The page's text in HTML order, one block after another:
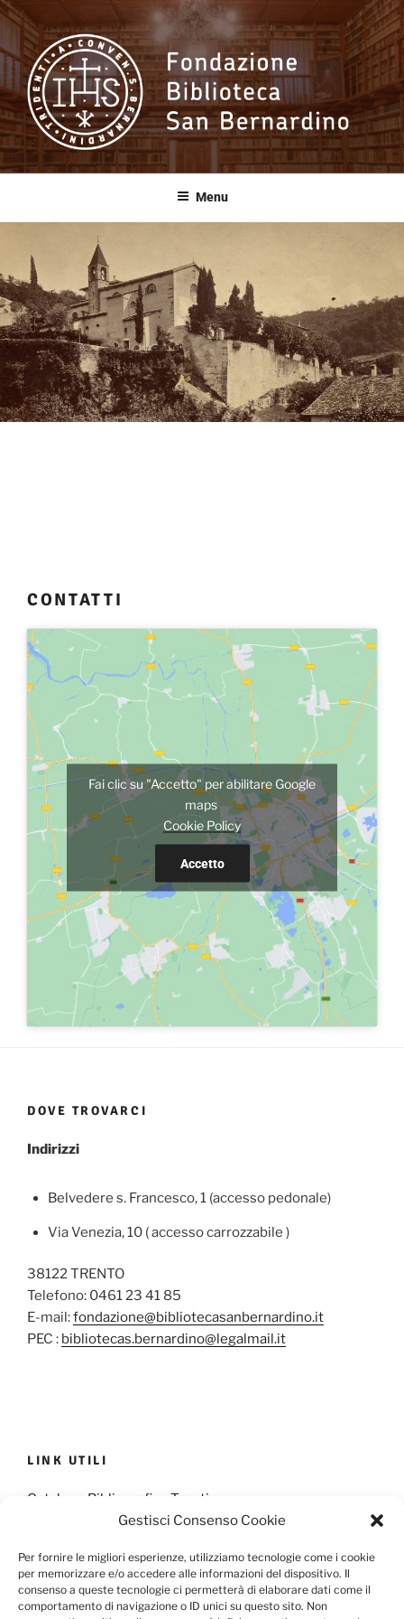
Gestisci Consenso Cookie
Per fornire le migliori esperienze, utilizziamo tecnologie come i cookie
per memorizzare e/o accedere alle informazioni del dispositivo. Il
consenso a queste tecnologie ci permetterà di elaborare dati come il
comportamento di navigazione o ID unici su questo sito. Non
Salta
contenuto
Fondazione
Biblioteca San
Bernardino
Menu
CONTATTI
Fai clic su "Accetto" per abilitare Google
maps
Cookie Policy
Accetto
DOVE TROVARCI
Indirizzi
Belvedere s. Francesco, 1 (accesso pedonale)
Via Venezia, 10 ( accesso carrozzabile )
38122 TRENTO
Telefono: 0461 23 41 85
E-mail:fondazione@bibliotecasanbernardino.it
PEC : bibliotecas.bernardino@legalmail.it
LINK UTILI
Catalogo Bibliografico Trentino